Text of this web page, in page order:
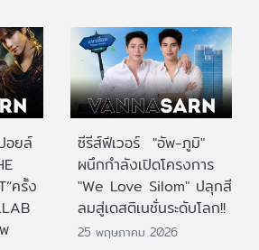
อยล์
ครั้ง
ซีรีส์ฟีเวอร์ "อัพ-ภูมิ"
ผนึกกำลังเปิดโครงการ
"We Love Silom" ปลุกสี
ลมสู่เดสติเนชั่นระดับโลก!!
25 พฤษภาคม 2026